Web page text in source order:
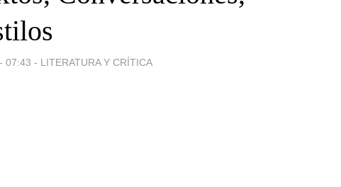
07:43 - LITERATURA Y CRÍTICA